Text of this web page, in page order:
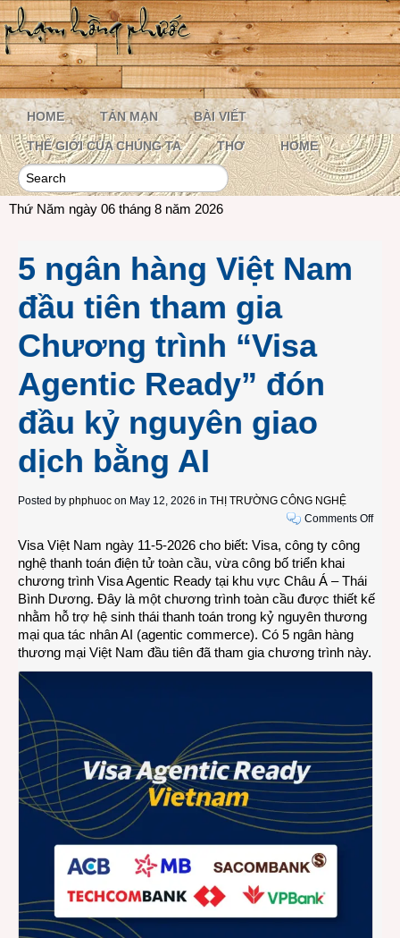
HOME TẢN MẠN BÀI VIẾT
THẾ GIỚI CỦA CHÚNG TA THƠ HOME
Thứ Năm ngày 06 tháng 8 năm 2026
5 ngân hàng Việt Nam
đầu tiên tham gia
Chương trình “Visa
Agentic Ready” đón
đầu kỷ nguyên giao
dịch bằng AI
Posted by phphuoc on May 12, 2026 in THỊ TRƯỜNG CÔNG NGHỆ
Comments Offon
Nam
Visa Việt Nam ngày 11-5-2026 cho biết: Visa, công ty công
nghệ thanh toán điện tử toàn cầu, vừa công bố triển khai
chương trình Visa Agentic Ready tại khu vực Châu Á – Thái
Bình Dương. Đây là một chương trình toàn cầu được thiết kế
nhằm hỗ trợ hệ sinh thái thanh toán trong kỷ nguyên thương
mại qua tác nhân AI (agentic commerce). Có 5 ngân hàng
thương mại Việt Nam đầu tiên đã tham gia chương trình này.